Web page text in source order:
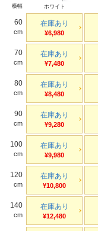
横幅
ホワイト
60
cm
在庫あり
¥6,980
70
cm
在庫あり
¥7,480
80
cm
在庫あり
¥8,480
90
cm
在庫あり
¥9,280
100
cm
在庫あり
¥9,980
120
cm
在庫あり
¥10,800
140
cm
在庫あり
¥12,480